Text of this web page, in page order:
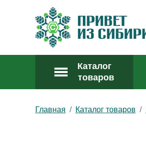
Каталог
товаров
Главная Каталог товаров